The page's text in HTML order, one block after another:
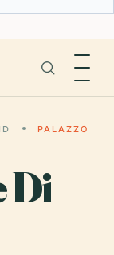
PALAZZO
Di